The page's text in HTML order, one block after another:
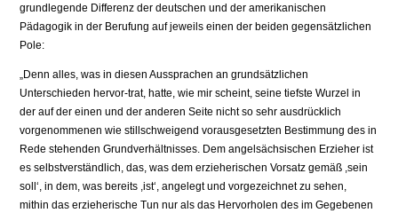
grundlegende Differenz der deutschen und der amerikanischen
Pädagogik in der Berufung auf jeweils einen der beiden gegensätzlichen
Pole:
„Denn alles, was in diesen Aussprachen an grundsätzlichen
Unterschieden hervor-trat, hatte, wie mir scheint, seine tiefste Wurzel in
der auf der einen und der anderen Seite nicht so sehr ausdrücklich
vorgenommenen wie stillschweigend vorausgesetzten Bestimmung des in
Rede stehenden Grundverhältnisses. Dem angelsächsischen Erzieher ist
es selbstverständlich, das, was dem erzieherischen Vorsatz gemäß ,sein
soll‘, in dem, was bereits ,ist‘, angelegt und vorgezeichnet zu sehen,
mithin das erzieherische Tun nur als das Hervorholen des im Gegebenen